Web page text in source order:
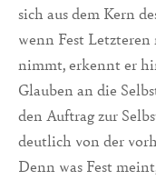
sich aus dem Kern
wenn Fest
nimmt, erkennt er
Glauben an die
den Auftrag zur
deutlich von der
Denn was Fest